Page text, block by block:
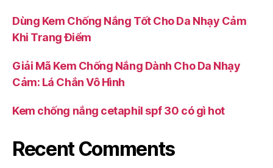
Dùng Kem Chống Nắng Tốt Cho Da Nhạy Cảm
Khi Trang Điểm
Giải Mã Kem Chống Nắng Dành Cho Da Nhạy
Cảm: Lá Chắn Vô Hình
Kem chống nắng cetaphil spf 30 có gì hot
Recent Comments